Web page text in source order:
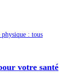
votre santé